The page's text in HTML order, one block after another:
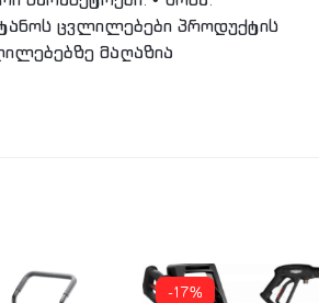
ცვლილებები პროდუქტის
მაღაზია
-17%